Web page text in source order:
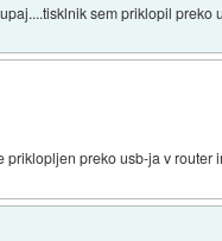
sem priklopil preko
priklopljen preko usb-ja v